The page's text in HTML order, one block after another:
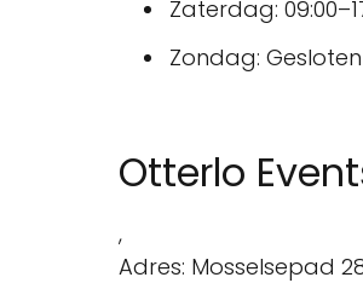
Zaterdag:
Zondag: Gesloten
Otterlo
,
Adres: Mosselsepad